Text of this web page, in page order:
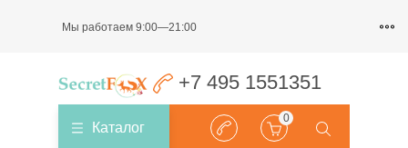
Мы работаем 9:00—21:00
+7 495 1551351
Каталог
0